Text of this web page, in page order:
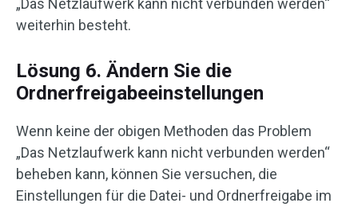
„Das Netzlaufwerk kann nicht verbunden werden“
weiterhin besteht.
Lösung 6. Ändern Sie die
Ordnerfreigabeeinstellungen
Wenn keine der obigen Methoden das Problem
„Das Netzlaufwerk kann nicht verbunden werden“
beheben kann, können Sie versuchen, die
Einstellungen für die Datei- und Ordnerfreigabe im